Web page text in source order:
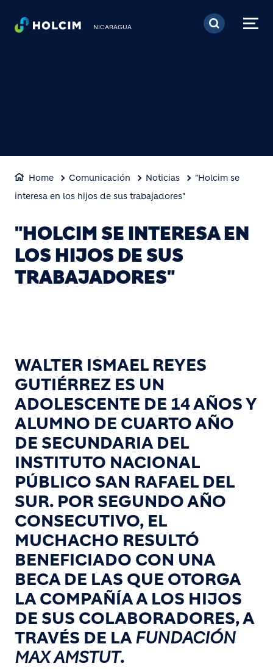
Pasar al contenido
NICARAGUA
Home Comunicación Noticias
"Holcim se
interesa en los hijos de sus trabajadores"
"HOLCIM SE INTERESA EN
LOS HIJOS DE SUS
TRABAJADORES"
WALTER ISMAEL REYES
GUTIÉRREZ ES UN
ADOLESCENTE DE 14 AÑOS Y
ALUMNO DE CUARTO AÑO
DE SECUNDARIA DEL
INSTITUTO NACIONAL
PÚBLICO SAN RAFAEL DEL
SUR. POR SEGUNDO AÑO
CONSECUTIVO, EL
MUCHACHO RESULTÓ
BENEFICIADO CON UNA
BECA DE LAS QUE OTORGA
LA COMPAÑÍA A LOS HIJOS
DE SUS COLABORADORES, A
TRAVÉS DE LAFUNDACIÓN
MAX AMSTUT.